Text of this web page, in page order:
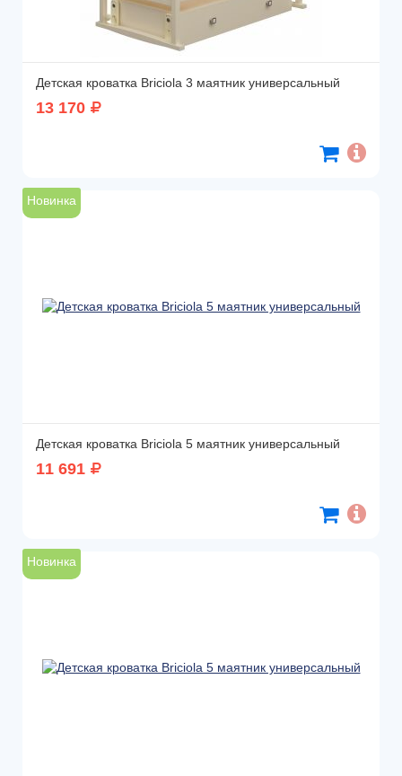
Детская кроватка Briciola 3 маятник универсальный
13 170
Новинка
Детская кроватка Briciola 5 маятник универсальный
11 691
Новинка